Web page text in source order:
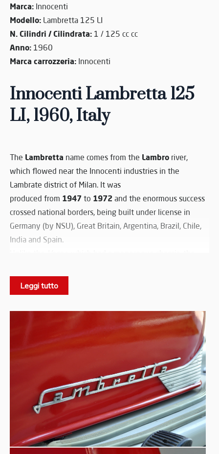
Marca: Innocenti
Modello: Lambretta 125 LI
N. Cilindri / Cilindrata: 1 / 125 cc cc
Anno: 1960
Marca carrozzeria: Innocenti
Innocenti Lambretta 125
LI, 1960, Italy
The Lambretta name comes from the Lambro river,
which flowed near the Innocenti industries in the
Lambrate district of Milan. It was
produced from 1947 to 1972 and the enormous success
crossed national borders, being built under license in
Germany (by NSU), Great Britain, Argentina, Brazil, Chile,
India and Spain.
the bodywork was fixed. In the late
company opted for the so-called “closed body” with a
cc displacements.
The Lambretta LI of the Museo is a Mk2 model, withfront
headlamp
on the handlebar and no longer on the front
Leggi tutto